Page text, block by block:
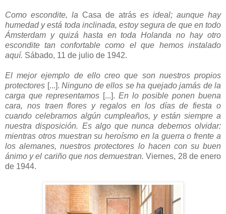
Como escondite, la Casa de atrás es ideal; aunque hay
humedad y está toda inclinada, estoy segura de que en todo
Ámsterdam y quizá hasta en toda Holanda no hay otro
escondite tan confortable como el que hemos instalado
aquí. Sábado, 11 de julio de 1942.
El mejor ejemplo de ello creo que son nuestros propios
protectores [...]. Ninguno de ellos se ha quejado jamás de la
carga que representamos [...]. En lo posible ponen buena
cara, nos traen flores y regalos en los días de fiesta o
cuando celebramos algún cumpleaños, y están siempre a
nuestra disposición. Es algo que nunca debemos olvidar:
mientras otros muestran su heroísmo en la guerra o frente a
los alemanes, nuestros protectores lo hacen con su buen
ánimo y el cariño que nos demuestran.Viernes, 28 de enero
de 1944.